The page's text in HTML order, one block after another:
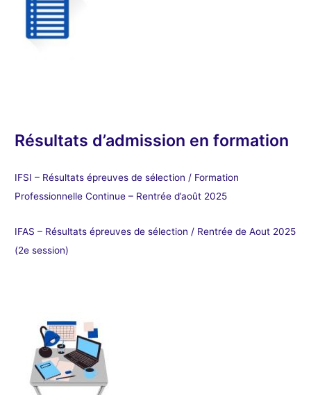
Résultats d’admission en formation
IFSI – Résultats épreuves de sélection / Formation
Professionnelle Continue – Rentrée d’août 2025
IFAS – Résultats épreuves de sélection / Rentrée de Aout 2025
(2e session)